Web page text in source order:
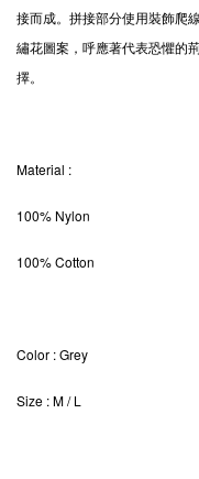
接而成。拼接部分使用裝飾爬
繡花圖案，呼應著代表恐懼的
擇。
Material :
100% Nylon
100% Cotton
Color : Grey
Size : M / L